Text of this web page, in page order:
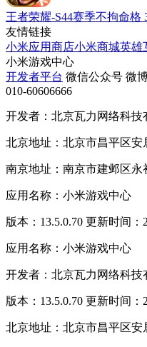
王者荣耀-S44赛季不拘命格
友情链接
小米应用商店小米商城英雄
小米游戏中心
开发者平台 微信公众号 微
010-60606666
开发者：北京瓦力网络科技
北京地址：北京市昌平区安
南京地址：南京市建邺区永
应用名称：小米游戏中心
版本：13.5.0.70 更新时间：
应用名称：小米游戏中心
开发者：北京瓦力网络科技
版本：13.5.0.70 更新时间：
北京地址：北京市昌平区安